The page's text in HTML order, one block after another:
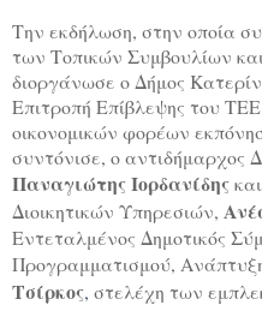
Την εκδήλωση, στην οποία
των Τοπικών Συμβουλίων
διοργάνωσε ο Δήμος
Επιτροπή Επίβλεψης του
οικονομικών φορέων
συντόνισε, ο αντιδήμαρχος
Παναγιώτης Ιορδανίδης
Διοικητικών Υπηρεσιών,
Εντεταλμένος Δημοτικός
Προγραμματισμού,
Τσίρκος, στελέχη των